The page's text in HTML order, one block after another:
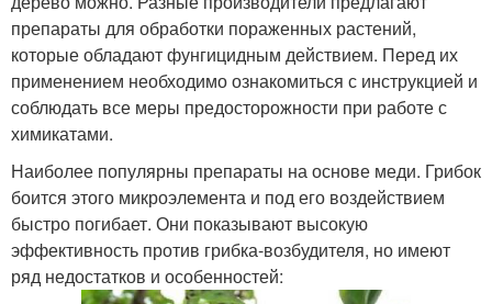
препараты для обработки пораженных растений,
которые обладают фунгицидным действием. Перед их
применением необходимо ознакомиться с инструкцией и
соблюдать все меры предосторожности при работе с
химикатами.
Наиболее популярны препараты на основе меди. Грибок
боится этого микроэлемента и под его воздействием
быстро погибает. Они показывают высокую
эффективность против грибка-возбудителя, но имеют
ряд недостатков и особенностей: